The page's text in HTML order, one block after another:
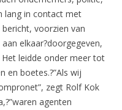
lang in contact met
voorzien van
elkaar?doorgegeven,
leidde onder meer tot
en boetes.?”Als wij
zegt Rolf Kok
agenten